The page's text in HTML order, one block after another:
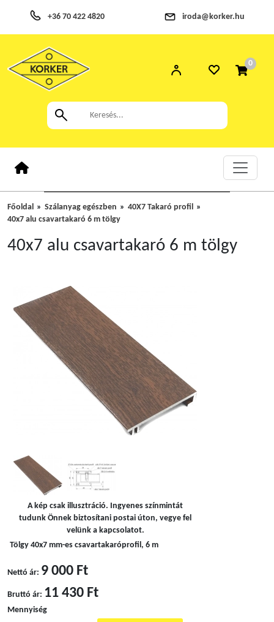
+36 70 422 4820 iroda@korker.hu
0
Főoldal Szálanyag egészben
40X7 Takaró profil
40x7 alu csavartakaró 6 m tölgy
40x7 alu csavartakaró 6 m tölgy
A kép csak illusztráció. Ingyenes színmintát
tudunk Önnek biztosítani postai úton, vegye fel
velünk a kapcsolatot.
Tölgy 40x7 mm-es csavartakaróprofil, 6 m
Nettó ár: 9 000 Ft
Bruttó ár: 11 430 Ft
Mennyiség